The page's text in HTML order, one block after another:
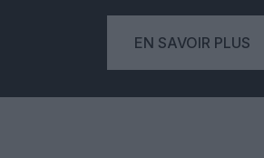
EN SAVOIR PLUS